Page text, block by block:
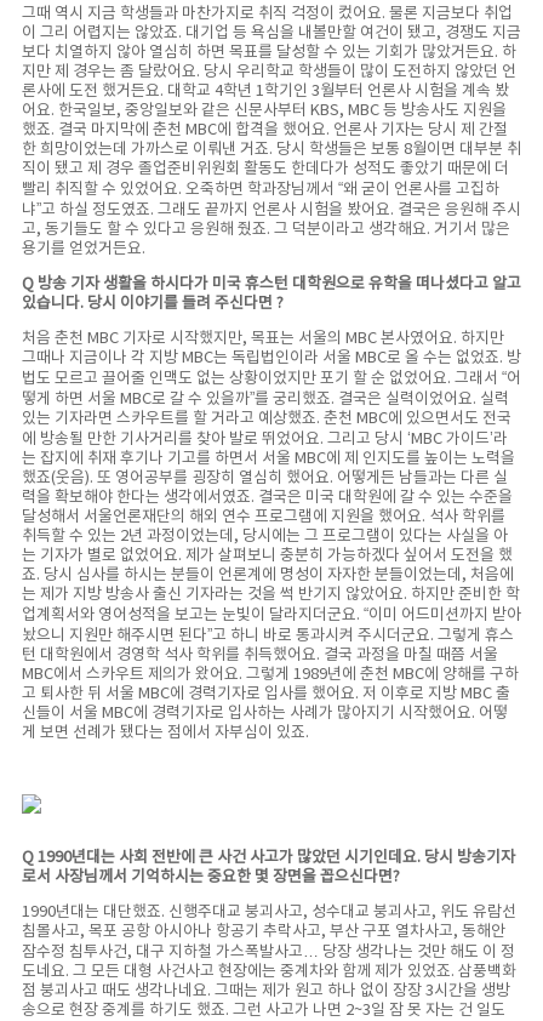
그때 역시 지금 학생들과 마찬가지로 취직 걱정이 컸어요. 물론 지금보다 취업
이 그리 어렵지는 않았죠. 대기업 등 욕심을 내볼만할 여건이 됐고, 경쟁도 지금
보다 치열하지 않아 열심히 하면 목표를 달성할 수 있는 기회가 많았거든요. 하
지만 제 경우는 좀 달랐어요. 당시 우리학교 학생들이 많이 도전하지 않았던 언
론사에 도전 했거든요. 대학교 4학년 1학기인 3월부터 언론사 시험을 계속 봤
어요. 한국일보, 중앙일보와 같은 신문사부터 KBS, MBC 등 방송사도 지원을
했죠. 결국 마지막에 춘천 MBC에 합격을 했어요. 언론사 기자는 당시 제 간절
한 희망이었는데 가까스로 이뤄낸 거죠. 당시 학생들은 보통 8월이면 대부분 취
직이 됐고 제 경우 졸업준비위원회 활동도 한데다가 성적도 좋았기 때문에 더
빨리 취직할 수 있었어요. 오죽하면 학과장님께서 “왜 굳이 언론사를 고집하
냐”고 하실 정도였죠. 그래도 끝까지 언론사 시험을 봤어요. 결국은 응원해 주시
고, 동기들도 할 수 있다고 응원해 줬죠. 그 덕분이라고 생각해요. 거기서 많은
용기를 얻었거든요.
Q 방송 기자 생활을 하시다가 미국 휴스턴 대학원으로 유학을 떠나셨다고 알고
있습니다. 당시 이야기를 들려 주신다면 ?
처음 춘천 MBC 기자로 시작했지만, 목표는 서울의 MBC 본사였어요. 하지만
그때나 지금이나 각 지방 MBC는 독립법인이라 서울 MBC로 올 수는 없었죠. 방
법도 모르고 끌어줄 인맥도 없는 상황이었지만 포기 할 순 없었어요. 그래서 “어
떻게 하면 서울 MBC로 갈 수 있을까”를 궁리했죠. 결국은 실력이었어요. 실력
있는 기자라면 스카우트를 할 거라고 예상했죠. 춘천 MBC에 있으면서도 전국
에 방송될 만한 기사거리를 찾아 발로 뛰었어요. 그리고 당시 ‘MBC 가이드’라
는 잡지에 취재 후기나 기고를 하면서 서울 MBC에 제 인지도를 높이는 노력을
했죠(웃음). 또 영어공부를 굉장히 열심히 했어요. 어떻게든 남들과는 다른 실
력을 확보해야 한다는 생각에서였죠. 결국은 미국 대학원에 갈 수 있는 수준을
달성해서 서울언론재단의 해외 연수 프로그램에 지원을 했어요. 석사 학위를
취득할 수 있는 2년 과정이었는데, 당시에는 그 프로그램이 있다는 사실을 아
는 기자가 별로 없었어요. 제가 살펴보니 충분히 가능하겠다 싶어서 도전을 했
죠. 당시 심사를 하시는 분들이 언론계에 명성이 자자한 분들이었는데, 처음에
는 제가 지방 방송사 출신 기자라는 것을 썩 반기지 않았어요. 하지만 준비한 학
업계획서와 영어성적을 보고는 눈빛이 달라지더군요. “이미 어드미션까지 받아
놨으니 지원만 해주시면 된다”고 하니 바로 통과시켜 주시더군요. 그렇게 휴스
턴 대학원에서 경영학 석사 학위를 취득했어요. 결국 과정을 마칠 때쯤 서울
MBC에서 스카우트 제의가 왔어요. 그렇게 1989년에 춘천 MBC에 양해를 구하
고 퇴사한 뒤 서울 MBC에 경력기자로 입사를 했어요. 저 이후로 지방 MBC 출
신들이 서울 MBC에 경력기자로 입사하는 사례가 많아지기 시작했어요. 어떻
게 보면 선례가 됐다는 점에서 자부심이 있죠.
Q 1990년대는 사회 전반에 큰 사건 사고가 많았던 시기인데요. 당시 방송기자
로서 사장님께서 기억하시는 중요한 몇 장면을 꼽으신다면?
1990년대는 대단했죠. 신행주대교 붕괴사고, 성수대교 붕괴사고, 위도 유람선
침몰사고, 목포 공항 아시아나 항공기 추락사고, 부산 구포 열차사고, 동해안
잠수정 침투사건, 대구 지하철 가스폭발사고… 당장 생각나는 것만 해도 이 정
도네요. 그 모든 대형 사건사고 현장에는 중계차와 함께 제가 있었죠. 삼풍백화
점 붕괴사고 때도 생각나네요. 그때는 제가 원고 하나 없이 장장 3시간을 생방
송으로 현장 중계를 하기도 했죠. 그런 사고가 나면 2~3일 잠 못 자는 건 일도